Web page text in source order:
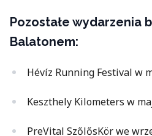
Pozostałe wydarzenia
Balatonem:
Hévíz Running Festival w
Keszthely Kilometers w
PreVital SzőlősKör we